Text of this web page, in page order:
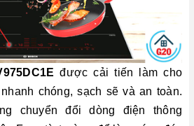
được cải tiến làm cho
chóng, sạch sẽ và an toàn.
chuyển đổi dòng điện thông